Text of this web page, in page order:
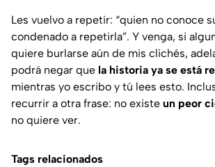
Les vuelvo a repetir: “quien no conoce
condenado a repetirla”. Y venga, si
quiere burlarse aún de mis clichés,
podrá negar que la historia ya se está
mientras yo escribo y tú lees esto.
recurrir a otra frase: no existe un peor
no quiere ver.
Tags relacionados